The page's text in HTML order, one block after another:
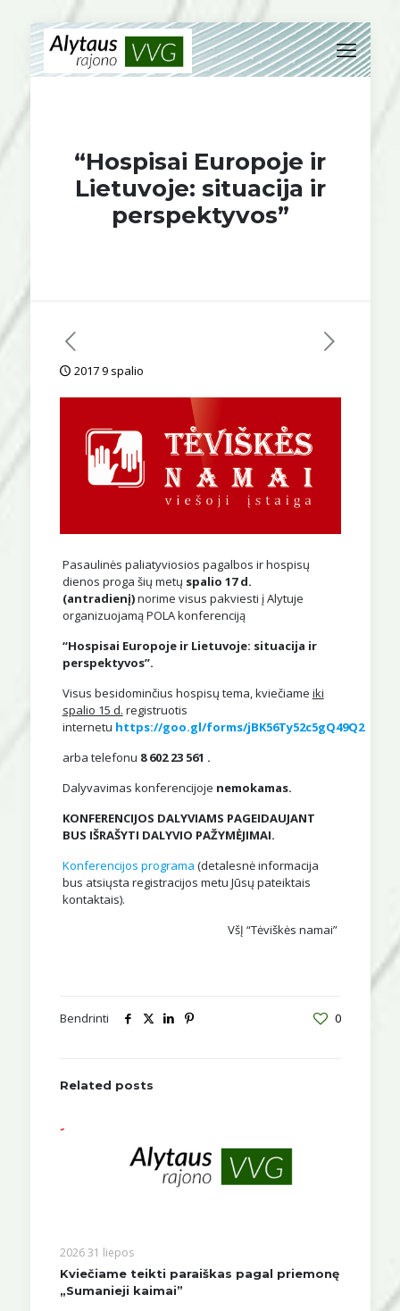
“Hospisai Europoje ir
Lietuvoje: situacija ir
perspektyvos”
2017 9 spalio
Pasaulinės paliatyviosios pagalbos ir hospisų
dienos proga šių metų spalio 17 d.
(antradienį)norime visus pakviesti į Alytuje
organizuojamą POLA konferenciją
“Hospisai Europoje ir Lietuvoje: situacija ir
perspektyvos”.
Visus besidominčius hospisų tema, kviečiame iki
spalio 15 d. registruotis
internetu https://goo.gl/forms/jBK56Ty52c5gQ49Q2
arba telefonu 8 602 23 561 .
Dalyvavimas konferencijoje nemokamas.
KONFERENCIJOS DALYVIAMS PAGEIDAUJANT
BUS IŠRAŠYTI DALYVIO PAŽYMĖJIMAI.
Konferencijos programa (detalesnė informacija
bus atsiųsta registracijos metu Jūsų pateiktais
kontaktais).
VšĮ “Tėviškės namai”
Bendrinti 0
Related posts
2026 31 liepos
Kviečiame teikti paraiškas pagal priemonę
„Sumanieji kaimai”